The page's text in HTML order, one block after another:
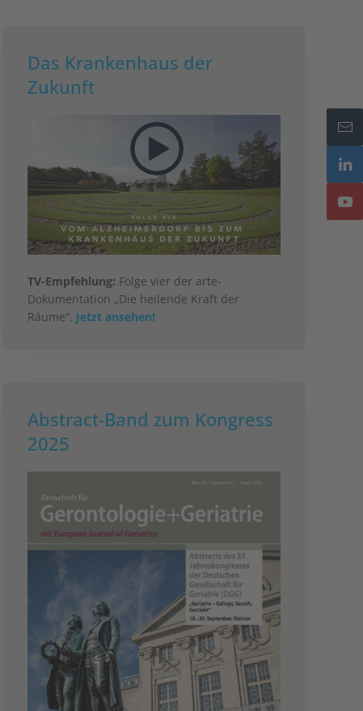
Das Krankenhaus der
Zukunft
TV-Empfehlung: Folge vier der arte-
Dokumentation „Die heilende Kraft der
Räume“. Jetzt ansehen!
Abstract-Band zum Kongress
2025